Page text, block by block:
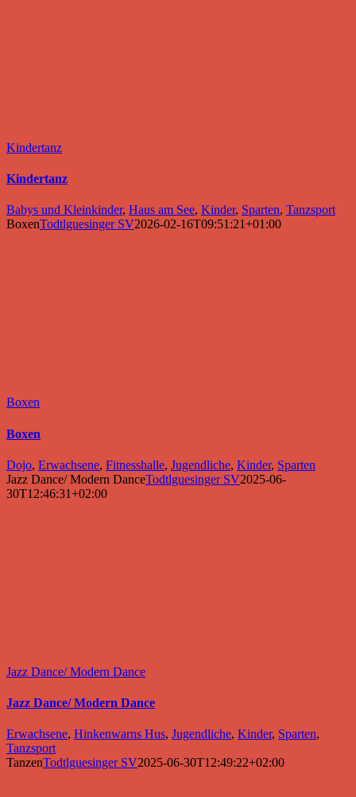
Kindertanz
Kindertanz
Babys und Kleinkinder, Haus am See, Kinder, Sparten, Tanzsport
BoxenTodtlguesinger SV2026-02-16T09:51:21+01:00
Boxen
Boxen
Dojo, Erwachsene, Fitnesshalle, Jugendliche, Kinder, Sparten
Jazz Dance/ Modern DanceTodtlguesinger SV2025-06-
30T12:46:31+02:00
Jazz Dance/ Modern Dance
Jazz Dance/ Modern Dance
Erwachsene, Hinkenwarns Hus, Jugendliche, Kinder, Sparten,
Tanzsport
TanzenTodtlguesinger SV2025-06-30T12:49:22+02:00